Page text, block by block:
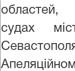
областей,
судах